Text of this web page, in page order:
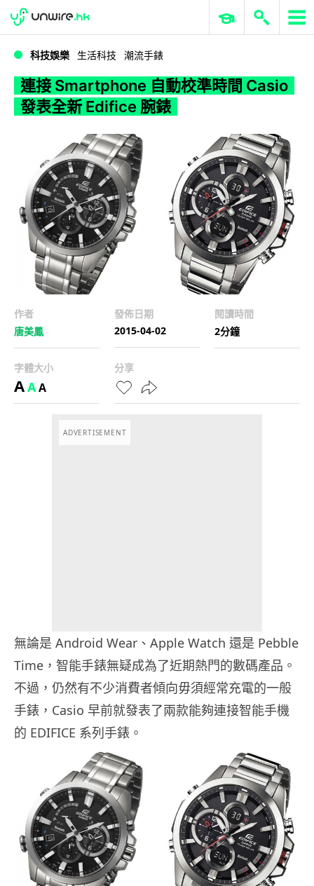
WWDC 2026 ERP 與商業 AI
科技娛樂 生活科技 潮流手錶
連接 Smartphone 自動校準時間 Casio
發表全新 Edifice 腕錶
作者
唐美鳳
發佈日期
2015-04-02
閱讀時間
2分鐘
字體大小
AAA
分享
ADVERTISEMENT
無論是 Android Wear、Apple Watch 還是 Pebble
Time，智能手錶無疑成為了近期熱門的數碼產品。
不過，仍然有不少消費者傾向毋須經常充電的一般
手錶，Casio 早前就發表了兩款能夠連接智能手機
的 EDIFICE 系列手錶。